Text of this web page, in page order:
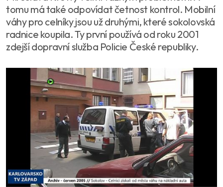
tomu má také odpovídat četnost kontrol. Mobilní
váhy pro celníky jsou už druhými, které sokolovská
radnice koupila. Ty první používá od roku 2001
zdejší dopravní služba Policie České republiky.